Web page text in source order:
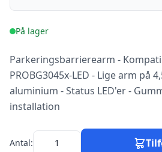
På lager
Parkeringsbarrierearm -
PROBG3045x-LED - Lige arm på
aluminium - Status LED'er -
installation
Antal: